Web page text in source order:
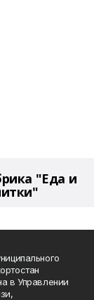
"Еда и
в Управлении